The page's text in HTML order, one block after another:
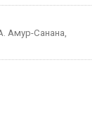
к 35-летию...
работу на